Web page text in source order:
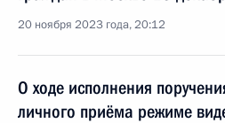
20 ноября 2023 года, 20:12
О ходе исполнения
личного приёма режиме